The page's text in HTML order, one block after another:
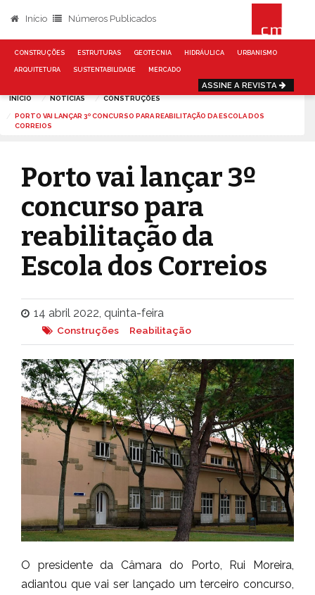
Início Números Publicados
CONSTRUÇÕES ESTRUTURAS GEOTECNIA HIDRÁULICA URBANISMO
ARQUITETURA SUSTENTABILIDADE MERCADO
ASSINE A REVISTA
INÍCIO NOTÍCIAS CONSTRUÇÕES
PORTO VAI LANÇAR 3º CONCURSO PARA REABILITAÇÃO DA ESCOLA DOS
CORREIOS
Porto vai lançar 3º
concurso para
reabilitação da
Escola dos Correios
14 abril 2022, quinta-feira
Construções Reabilitação
O presidente da Câmara do Porto, Rui Moreira,
adiantou que vai ser lançado um terceiro concurso,